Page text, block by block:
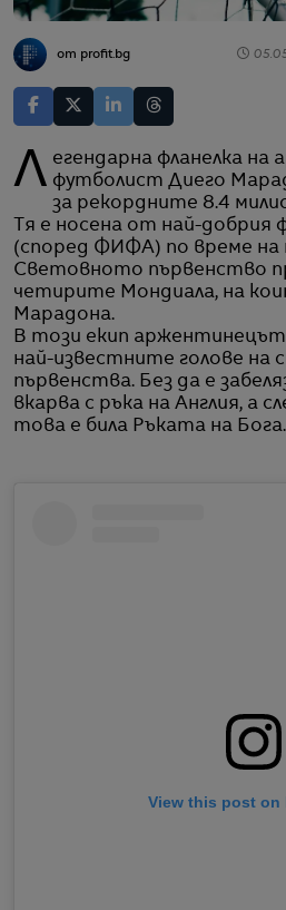
от profit.bg
Легендарна фланелка на аржентинския футболист Диего
за рекордните 8.4
Тя е носена от най-добрия
(според ФИФА) по време на
Световното първенство
четирите Мондиала, на
Марадона.
В този екип
най-известните голове на
първенства. Без да е
вкарва с ръка на Англия, а
това е била Ръката на Бога.
View this post on